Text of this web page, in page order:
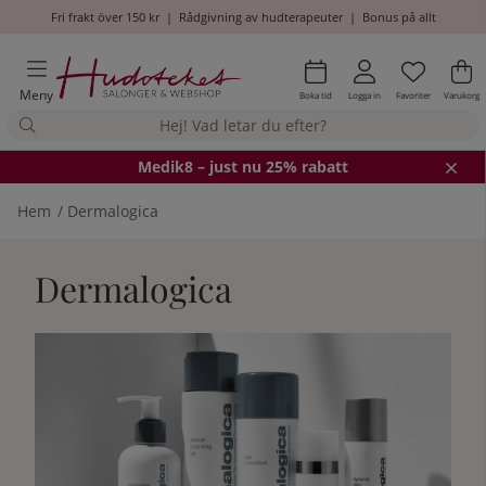
Fri frakt över 150 kr| Rådgivning av hudterapeuter| Bonus på allt
Meny Boka tid Logga in Antal i
.
Favoriter .
Varukorg
Medik8 – just nu 25% rabatt
Hem Dermalogica
Dermalogica